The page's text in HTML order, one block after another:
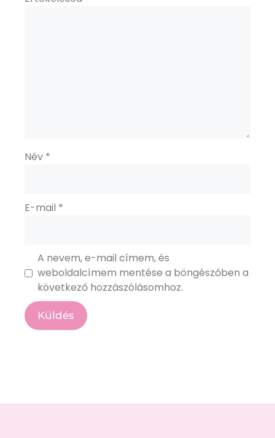
Név *
E-mail *
A nevem, e-mail címem, és
weboldalcímem mentése a böngészőben a
következő hozzászólásomhoz.